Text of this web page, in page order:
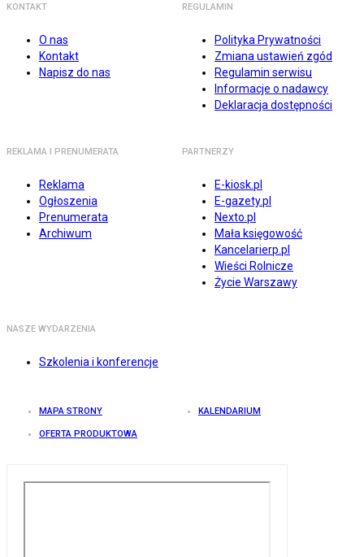
KONTAKT
O nas
Kontakt
Napisz do nas
REGULAMIN
Polityka Prywatności
Zmiana ustawień zgód
Regulamin serwisu
Informacje o nadawcy
Deklaracja dostępności
REKLAMA I PRENUMERATA
Reklama
Ogłoszenia
Prenumerata
Archiwum
PARTNERZY
E-kiosk.pl
E-gazety.pl
Nexto.pl
Mała księgowość
Kancelarierp.pl
Wieści Rolnicze
Życie Warszawy
NASZE WYDARZENIA
Szkolenia i konferencje
MAPA STRONY KALENDARIUM
OFERTA PRODUKTOWA